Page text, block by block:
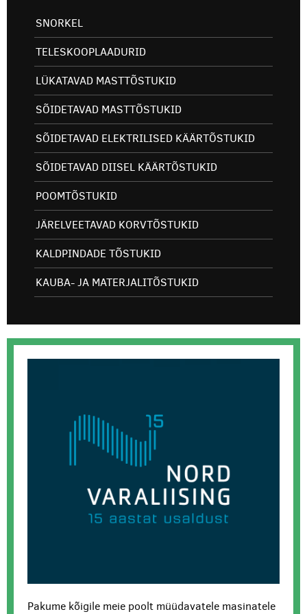
SNORKEL
TELESKOOPLAADURID
LÜKATAVAD MASTTÕSTUKID
SÕIDETAVAD MASTTÕSTUKID
SÕIDETAVAD ELEKTRILISED KÄÄRTÕSTUKID
SÕIDETAVAD DIISEL KÄÄRTÕSTUKID
POOMTÕSTUKID
JÄRELVEETAVAD KORVTÕSTUKID
KALDPINDADE TÕSTUKID
KAUBA- JA MATERJALITÕSTUKID
Pakume kõigile meie poolt müüdavatele masinatele